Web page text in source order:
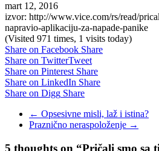
mart 12, 2016
izvor: http://www.vice.com/rs/read/
napravio-aplikaciju-za-napade-panike
(Visited 971 times, 1 visits today)
Share on Facebook Share
Share on TwitterTweet
Share on Pinterest Share
Share on LinkedIn Share
Share on Digg Share
← Opsesivne misli, laž i istina?
Praznično neraspoloženje →
5 thoughts on “Pričali smo sa